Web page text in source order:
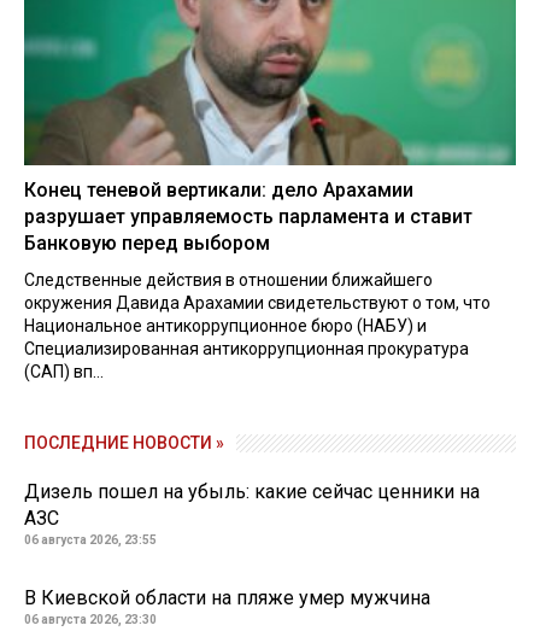
Конец теневой вертикали: дело Арахамии
разрушает управляемость парламента и ставит
Банковую перед выбором
Следственные действия в отношении ближайшего
окружения Давида Арахамии свидетельствуют о том, что
Национальное антикоррупционное бюро (НАБУ) и
Специализированная антикоррупционная прокуратура
(САП) вп...
ПОСЛЕДНИЕ НОВОСТИ »
Дизель пошел на убыль: какие сейчас ценники на
АЗС
06 августа 2026, 23:55
В Киевской области на пляже умер мужчина
06 августа 2026, 23:30